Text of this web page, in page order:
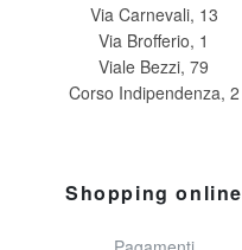
Via Carnevali, 13
Via Brofferio, 1
Viale Bezzi, 79
Corso Indipendenza, 2
Shopping online